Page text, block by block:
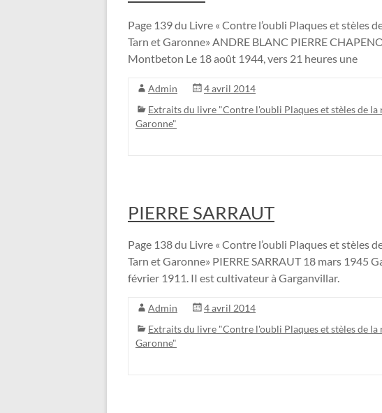
Page 139 du Livre « Contre l’oubli Plaques et stèles
Tarn et Garonne» ANDRE BLANC PIERRE
Montbeton Le 18 août 1944, vers 21 heures une
Admin
4 avril 2014
Extraits du livre "Contre l'oubli Plaques et stèles de
Garonne"
PIERRE SARRAUT
Page 138 du Livre « Contre l’oubli Plaques et stèles
Tarn et Garonne» PIERRE SARRAUT 18 mars 1945
février 1911. II est cultivateur à Garganvillar.
Admin
4 avril 2014
Extraits du livre "Contre l'oubli Plaques et stèles de
Garonne"